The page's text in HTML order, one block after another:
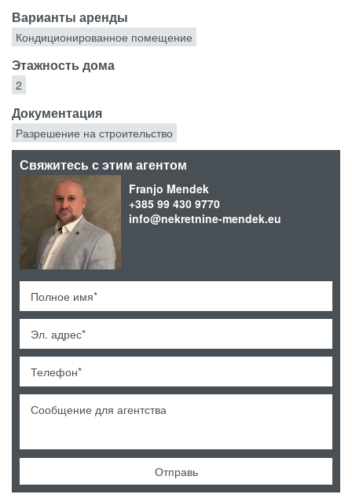
Варианты аренды
Кондиционированное помещение
Этажность дома
2
Документация
Разрешение на строительство
Свяжитесь с этим агентом
Franjo Mendek
+385 99 430 9770
info@nekretnine-mendek.eu
Отправь